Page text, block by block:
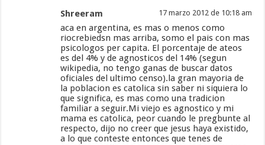
Shreeram 17 marzo 2012 de 10:18 am
aca en argentina, es mas o menos como
riocrebiedsn mas arriba, somo el pais con mas
psicologos per capita. El porcentaje de ateos
es del 4% y de agnosticos del 14% (segun
wikipedia, no tengo ganas de buscar datos
oficiales del ultimo censo).la gran mayoria de
la poblacion es catolica sin saber ni siquiera lo
que significa, es mas como una tradicion
familiar a seguir.Mi viejo es agnostico y mi
mama es catolica, peor cuando le pregbunte al
respecto, dijo no creer que jesus haya existido,
a lo que conteste entonces que tenes de